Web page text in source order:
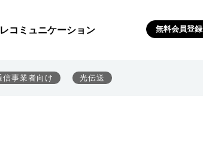
コミュニケーション 無料会員登録
信事業者向け 光伝送